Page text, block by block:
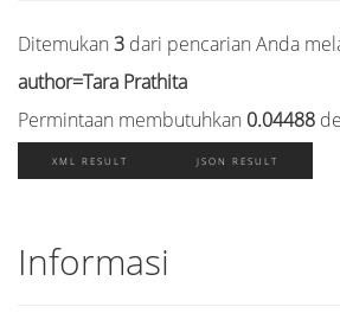
Ditemukan 3 dari pencarian Anda
author=Tara Prathita
Permintaan membutuhkan 0.04488
XML RESULT JSON RESULT
Informasi